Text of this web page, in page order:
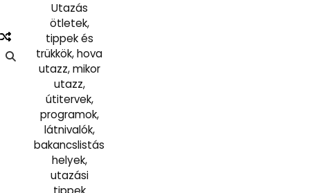
Utazás
ötletek,
tippek és
trükkök, hova
utazz, mikor
utazz,
útitervek,
programok,
látnivalók,
bakancslistás
helyek,
utazási